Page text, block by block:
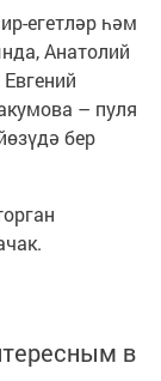
егетләр һәм
Анатолий
– пуля
бер
в